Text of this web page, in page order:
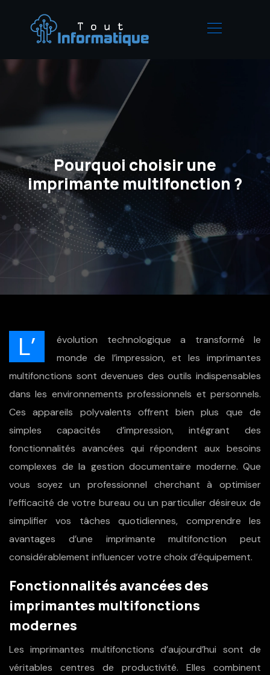
Pourquoi choisir une
imprimante multifonction ?
L’
évolution technologique a transformé le
monde de l’impression, et les imprimantes
multifonctions sont devenues des outils indispensables
dans les environnements professionnels et personnels.
Ces appareils polyvalents offrent bien plus que de
simples capacités d’impression, intégrant des
fonctionnalités avancées qui répondent aux besoins
complexes de la gestion documentaire moderne. Que
vous soyez un professionnel cherchant à optimiser
l’efficacité de votre bureau ou un particulier désireux de
simplifier vos tâches quotidiennes, comprendre les
avantages d’une imprimante multifonction peut
considérablement influencer votre choix d’équipement.
Fonctionnalités avancées des
imprimantes multifonctions
modernes
Les imprimantes multifonctions d’aujourd’hui sont de
véritables centres de productivité. Elles combinent